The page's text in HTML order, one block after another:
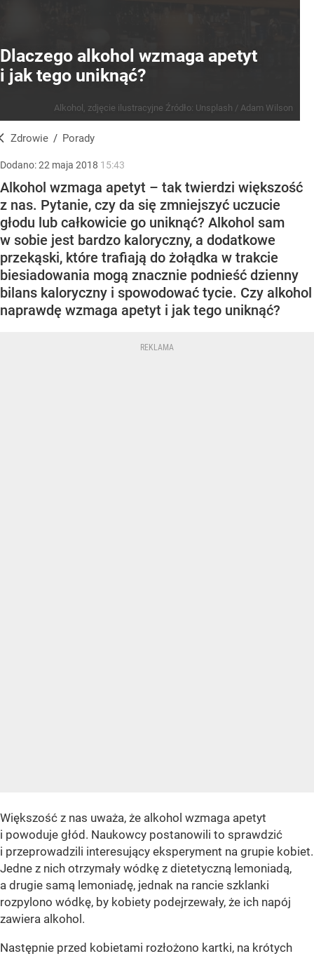
Dlaczego alkohol wzmaga apetyt
i jak tego uniknąć?
Alkohol, zdjęcie ilustracyjne Źródło: Unsplash / Adam Wilson
Zdrowie / Porady
Dodano:22 maja 2018 15:43
Alkohol wzmaga apetyt – tak twierdzi większość
z nas. Pytanie, czy da się zmniejszyć uczucie
głodu lub całkowicie go uniknąć? Alkohol sam
w sobie jest bardzo kaloryczny, a dodatkowe
przekąski, które trafiają do żołądka w trakcie
biesiadowania mogą znacznie podnieść dzienny
bilans kaloryczny i spowodować tycie. Czy alkohol
naprawdę wzmaga apetyt i jak tego uniknąć?
Większość z nas uważa, że alkohol wzmaga apetyt
i powoduje głód. Naukowcy postanowili to sprawdzić
i przeprowadzili interesujący eksperyment na grupie kobiet.
Jedne z nich otrzymały wódkę z dietetyczną lemoniadą,
a drugie samą lemoniadę, jednak na rancie szklanki
rozpylono wódkę, by kobiety podejrzewały, że ich napój
zawiera alkohol.
Następnie przed kobietami rozłożono kartki, na krótych